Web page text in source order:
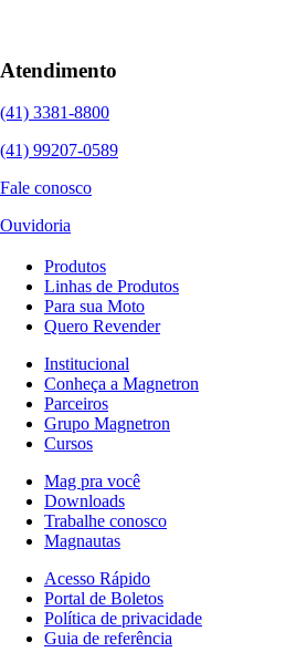
Atendimento
(41) 3381-8800
(41) 99207-0589
Fale conosco
Ouvidoria
Produtos
Linhas de Produtos
Para sua Moto
Quero Revender
Institucional
Conheça a Magnetron
Parceiros
Grupo Magnetron
Cursos
Mag pra você
Downloads
Trabalhe conosco
Magnautas
Acesso Rápido
Portal de Boletos
Política de privacidade
Guia de referência